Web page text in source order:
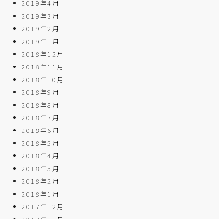
2019年4月
2019年3月
2019年2月
2019年1月
2018年12月
2018年11月
2018年10月
2018年9月
2018年8月
2018年7月
2018年6月
2018年5月
2018年4月
2018年3月
2018年2月
2018年1月
2017年12月